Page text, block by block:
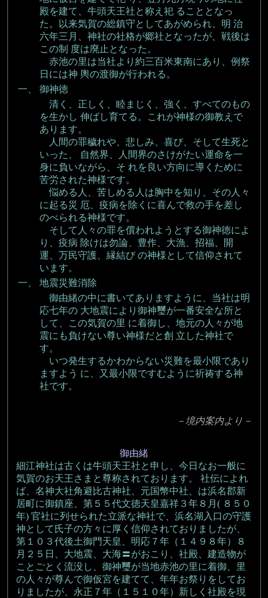
殿を建て、牛頭天王社と称え祀 ることとなっ
た。以来気賀の総鎮守としてあがめられ、明 治
六年三月、神社の社格が郷社となったが、戦後は
この制 度は廃止となった。
赤池の里は当社より約三百米東南にあり、例祭
日には神 輿の渡御が行われる。
一、
御神徳
清く、正しく、睦まじく、強く、すべてのもの
を生かし 伸ばし育てる。これが神様の御教えで
あります。
人間の罪穢れや、悲しみ、喜び、そして生死と
いった、 自然界、人間界のさけがたい運命を一
身に負いながら、そ れを良い方向に導くために
苦労された神様です。
悩める人、苦しめる人は胸中を知り、その人々
に起る災 厄、疫病を除くに喜んで救の手を差し
のべられる神様です。
そして人々の罪を償われようとする御神徳によ
り、疫病 除けは勿論、豊作、大漁、招福、開
運、万民守護、縁結び の神様として信仰されて
います。
一、
地震災難消除
御由緒の中に書いてありますように、当社は明
応七年の 大地震により御神璽が一番安全な所と
して、この気賀の里 に着御し、地元の人々が地
震にも負けない尊い神様だと創 立した神社で
す。
いつ発生するかわからない災難を最小限であり
ますよう に、又最小限ですむように祈祷する神
社です。
－境内案内より－
御由緒
細江神社は古くは牛頭天王社と申し、今日なお一般に
気賀のお天王さまと尊称されております。 社伝によれ
ば、名神大社角避比古神社、元国幣中社、は浜名郡新
居町に御鎮座、第５５代文徳天皇嘉祥３年８月( ８５０
年) 官社に列せられた立派な神社で、浜名湖入口の守護
神として氏子の方々に厚く信仰されておりましたが、
第１０３代後土御門天皇、明応７年（１４９８年）８
月２５日、大地震、大海〓がおこり、社殿、建造物が
ことごとく流没し、御神璽が当地赤池の里に着御、里
の人々が尊んで御仮宮を建てて、年年お祭りをしてお
りましたが、永正７年（１５１０年）新しく社殿を現